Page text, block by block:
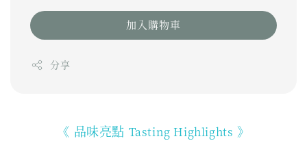
加入購物車
分享
《 品味亮點 Tasting Highlights 》